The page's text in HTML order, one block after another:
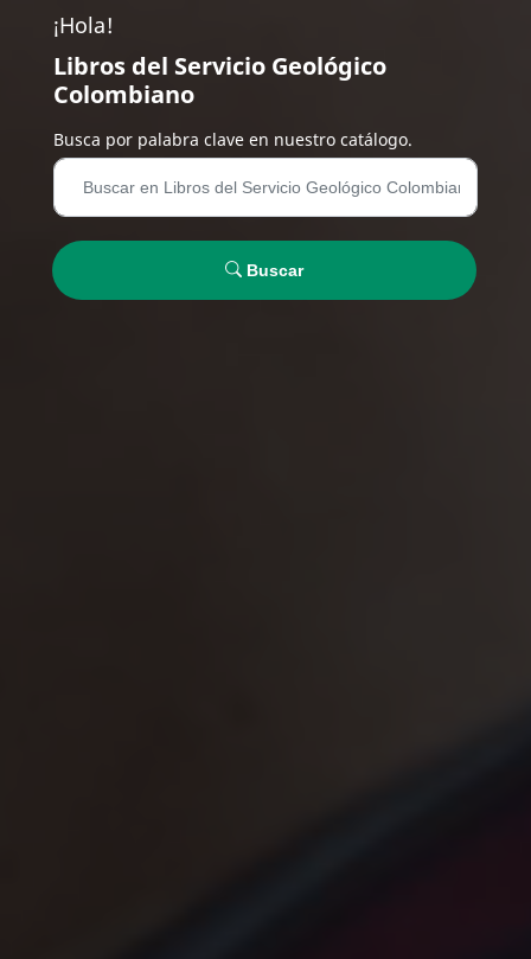
¡Hola!
Libros del Servicio Geológico
Colombiano
Busca por palabra clave en nuestro catálogo.
Buscar